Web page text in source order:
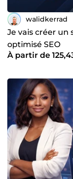
walidkerrad
Je vais créer un
optimisé SEO
À partir de